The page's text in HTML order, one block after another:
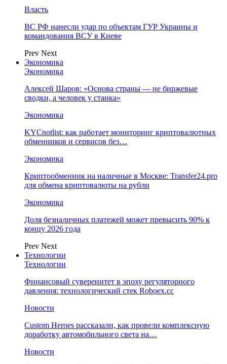
Власть
ВС РФ нанесли удар по объектам ГУР Украины и
командования ВСУ в Киеве
Prev Next
Экономика
Экономика
Алексей Шаров: «Основа страны — не биржевые
сводки, а человек у станка»
Экономика
KYCnotlist: как работает мониторинг криптовалютных
обменников и сервисов без…
Экономика
Криптообменник на наличные в Москве: Transfer24.pro
для обмена криптовалюты на рубли
Экономика
Доля безналичных платежей может превысить 90% к
концу 2026 года
Prev Next
Технологии
Технологии
Финансовый суверенитет в эпоху регуляторного
давления: технологический стек Roboex.cc
Новости
Custom Heroes рассказали, как провели комплексную
доработку автомобильного света на…
Новости